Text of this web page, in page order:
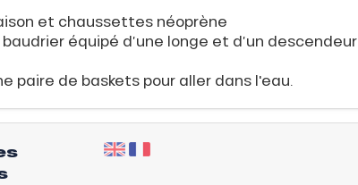
et chaussettes néoprène
équipé d’une longe et d’un descendeur
paire de baskets pour aller dans l'eau.